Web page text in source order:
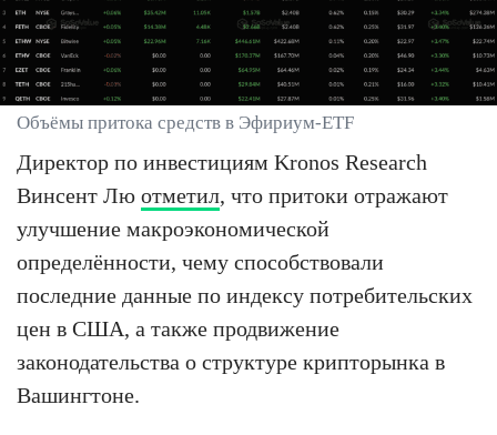
Объёмы притока средств в Эфириум-ETF
Директор по инвестициям Kronos Research
Винсент Лю отметил, что притоки отражают
улучшение макроэкономической
определённости, чему способствовали
последние данные по индексу потребительских
цен в США, а также продвижение
законодательства о структуре крипторынка в
Вашингтоне.